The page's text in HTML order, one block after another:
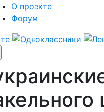
О проекте
Форум